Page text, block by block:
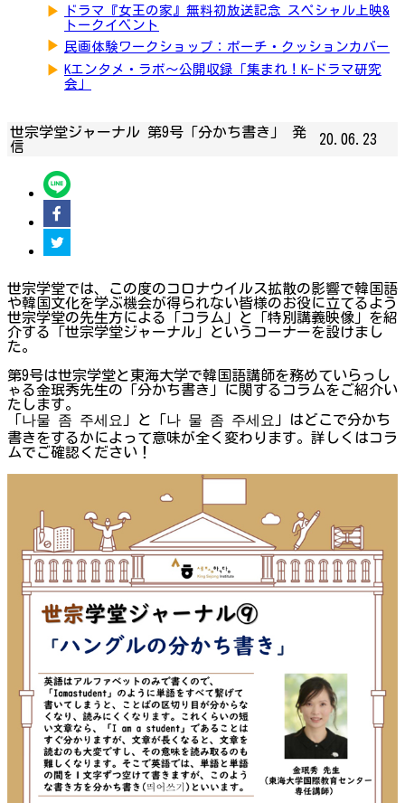
▶
ドラマ『女王の家』無料初放送記念 スペシャル上映&
トークイベント
▶ 民画体験ワークショップ：ポーチ・クッションカバー
▶ Kエンタメ・ラボ～公開収録「集まれ！K-ドラマ研究
会」
世宗学堂ジャーナル 第9号「分かち書き」 発
信
20.06.23
世宗学堂では、この度のコロナウイルス拡散の影響で韓国語
や韓国文化を学ぶ機会が得られない皆様のお役に立てるよう
世宗学堂の先生方による「コラム」と「特別講義映像」を紹
介する「世宗学堂ジャーナル」というコーナーを設けまし
た。
第9号は世宗学堂と東海大学で韓国語講師を務めていらっし
ゃる金珉秀先生の「分かち書き」に関するコラムをご紹介い
たします。
「나물 좀 주세요」と「나 물 좀 주세요」はどこで分かち
書きをするかによって意味が全く変わります。詳しくはコラ
ムでご確認ください！